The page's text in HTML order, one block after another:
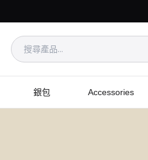
銀包 Accessories